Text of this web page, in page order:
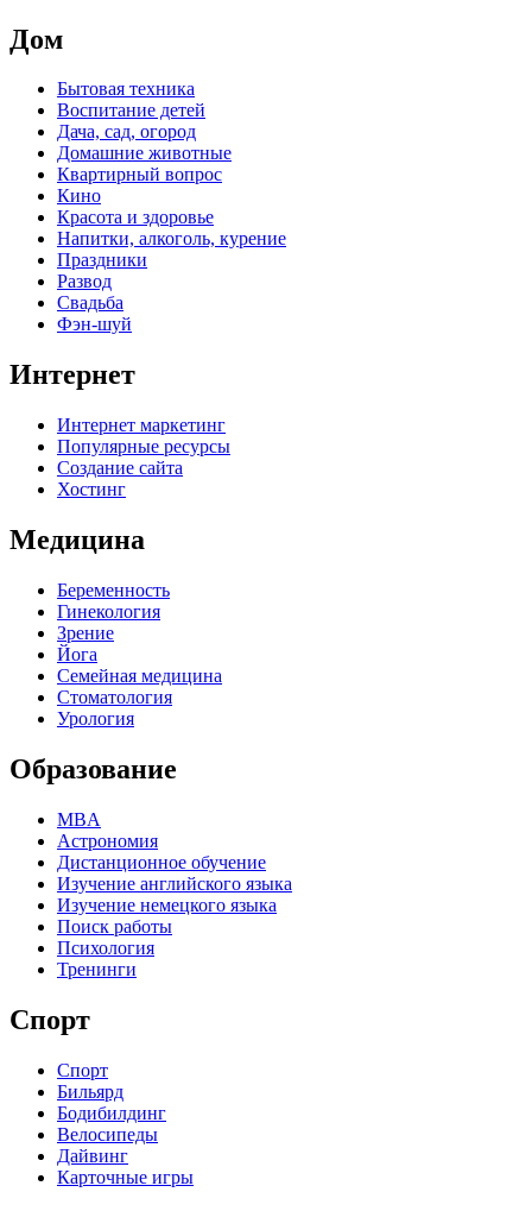
Дом
Бытовая техника
Воспитание детей
Дача, сад, огород
Домашние животные
Квартирный вопрос
Кино
Красота и здоровье
Напитки, алкоголь, курение
Праздники
Развод
Свадьба
Фэн-шуй
Интернет
Интернет маркетинг
Популярные ресурсы
Создание сайта
Хостинг
Медицина
Беременность
Гинекология
Зрение
Йога
Семейная медицина
Стоматология
Урология
Образование
MBA
Астрономия
Дистанционное обучение
Изучение английского языка
Изучение немецкого языка
Поиск работы
Психология
Тренинги
Спорт
Спорт
Бильярд
Бодибилдинг
Велосипеды
Дайвинг
Карточные игры